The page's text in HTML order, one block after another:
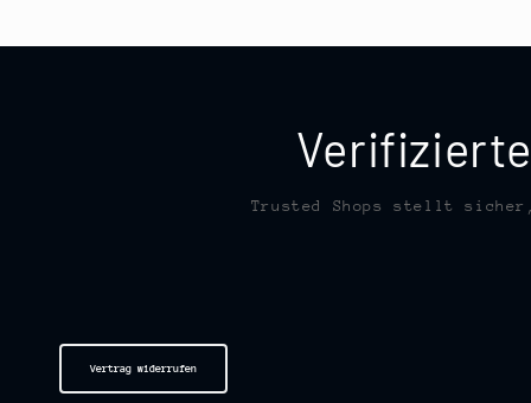
Trusted Shops stellt sicher,
Vertrag widerrufen